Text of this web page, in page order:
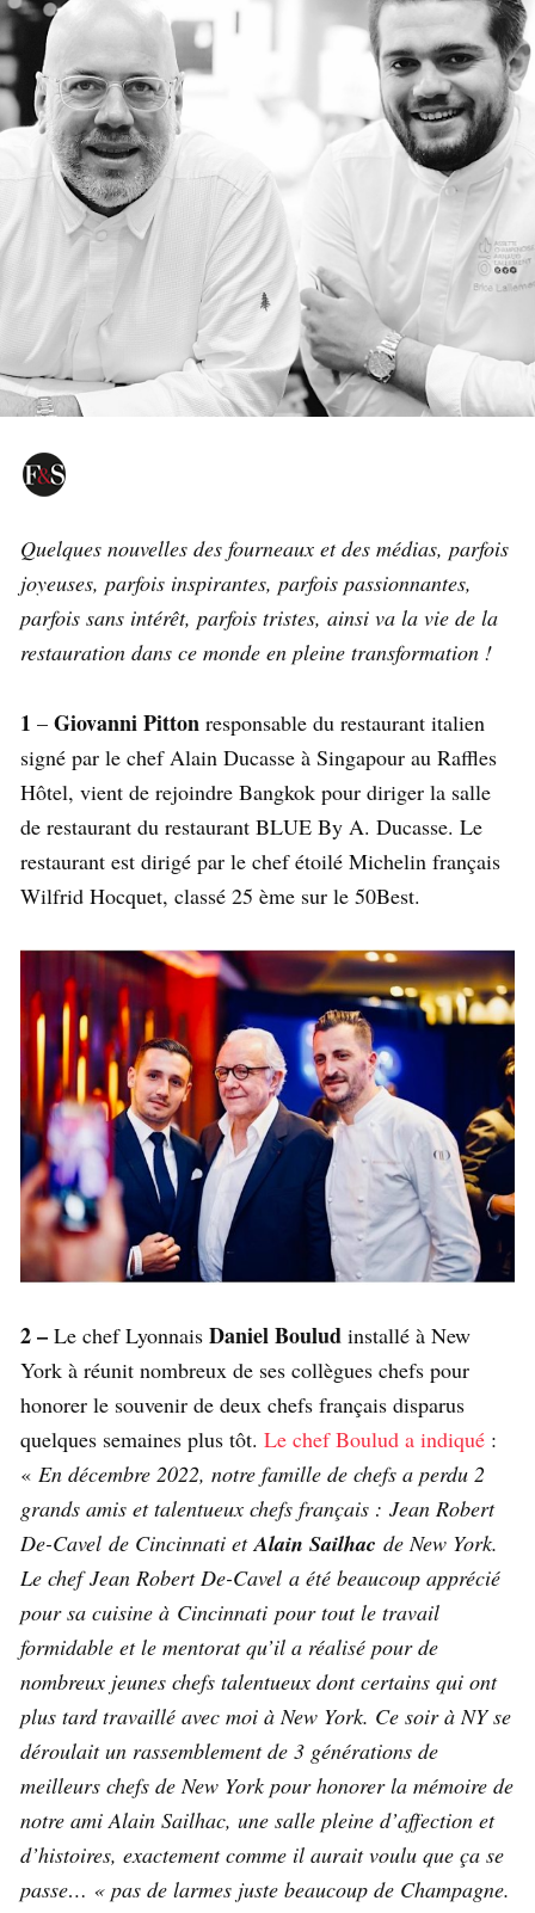
Quelques nouvelles des fourneaux et des médias, parfois
joyeuses, parfois inspirantes, parfois passionnantes,
parfois sans intérêt, parfois tristes, ainsi va la vie de la
restauration dans ce monde en pleine transformation !
1 – Giovanni Pitton responsable du restaurant italien
signé par le chef Alain Ducasse à Singapour au Raffles
Hôtel, vient de rejoindre Bangkok pour diriger la salle
de restaurant du restaurant BLUE By A. Ducasse. Le
restaurant est dirigé par le chef étoilé Michelin français
Wilfrid Hocquet, classé 25 ème sur le 50Best.
2 – Le chef Lyonnais Daniel Boulud installé à New
York à réunit nombreux de ses collègues chefs pour
honorer le souvenir de deux chefs français disparus
quelques semaines plus tôt. Le chef Boulud a indiqué :
« En décembre 2022, notre famille de chefs a perdu 2
grands amis et talentueux chefs français : Jean Robert
De-Cavel de Cincinnati etAlain Sailhac de New York.
Le chef Jean Robert De-Cavel a été beaucoup apprécié
pour sa cuisine à Cincinnati pour tout le travail
formidable et le mentorat qu’il a réalisé pour de
nombreux jeunes chefs talentueux dont certains qui ont
plus tard travaillé avec moi à New York. Ce soir à NY se
déroulait un rassemblement de 3 générations de
meilleurs chefs de New York pour honorer la mémoire de
notre ami Alain Sailhac, une salle pleine d’affection et
d’histoires, exactement comme il aurait voulu que ça se
passe… « pas de larmes juste beaucoup de Champagne.